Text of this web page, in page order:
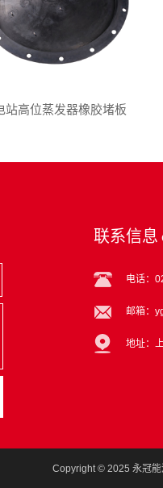
站高位蒸发器橡胶堵板
联系信息
电话：
邮箱：
地址：
Copyright © 2025 永冠